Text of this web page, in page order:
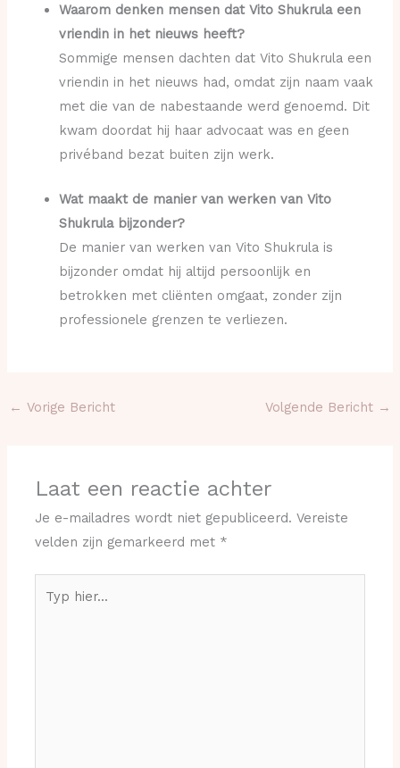
Waarom denken mensen dat Vito Shukrula een
vriendin in het nieuws heeft?
Sommige mensen dachten dat Vito Shukrula een
vriendin in het nieuws had, omdat zijn naam vaak
met die van de nabestaande werd genoemd. Dit
kwam doordat hij haar advocaat was en geen
privéband bezat buiten zijn werk.
Wat maakt de manier van werken van Vito
Shukrula bijzonder?
De manier van werken van Vito Shukrula is
bijzonder omdat hij altijd persoonlijk en
betrokken met cliënten omgaat, zonder zijn
professionele grenzen te verliezen.
← Vorige Bericht Volgende Bericht →
Laat een reactie achter
Je e-mailadres wordt niet gepubliceerd. Vereiste
velden zijn gemarkeerd met *